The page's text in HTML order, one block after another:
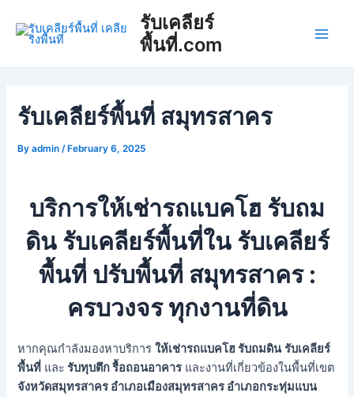
content
รับเคลียร์
พื้นที่.com
รับเคลียร์พื้นที่ สมุทรสาคร
Byadmin/ February 6, 2025
บริการให้เช่ารถแบคโฮ รับถม
ดิน รับเคลียร์พื้นที่ใน รับเคลียร์
พื้นที่ ปรับพื้นที่ สมุทรสาคร :
ครบวงจร ทุกงานที่ดิน
หากคุณกำลังมองหาบริการให้เช่ารถแบคโฮ รับถมดิน รับเคลียร์
พื้นที่ และ รับทุบตึก รื้อถอนอาคาร และงานที่เกี่ยวข้องในพื้นที่เขต
จังหวัดสมุทรสาคร อำเภอเมืองสมุทรสาคร อำเภอกระทุ่มแบน
navigation